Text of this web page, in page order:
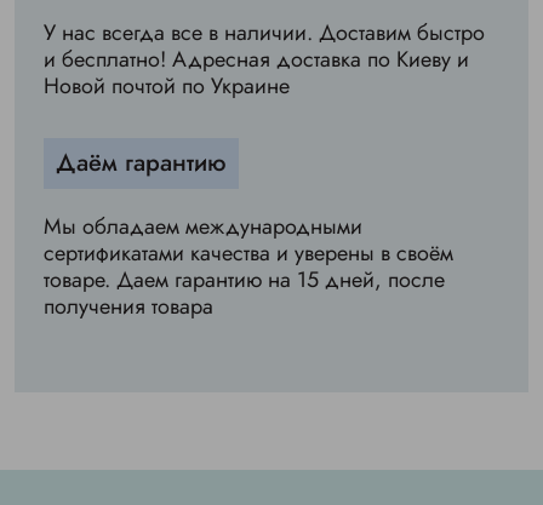
У нас всегда все в наличии. Доставим быстро
и бесплатно! Адресная доставка по Киеву и
Новой почтой по Украине
Даём гарантию
Мы обладаем международными
сертификатами качества и уверены в своём
товаре. Даем гарантию на 15 дней, после
получения товара